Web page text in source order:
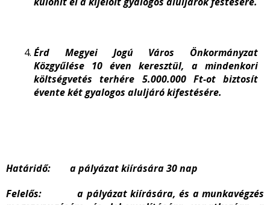
Érd Megyei Jogú Város Önkormányzat
Közgyűlése 10 éven keresztül, a mindenkori
költségvetés terhére 5.000.000 Ft-ot biztosít
évente két gyalogos aluljáró kifestésére.
Határidő: a pályázat kiírására 30 nap
Felelős: a pályázat kiírására, és a munkavégzés